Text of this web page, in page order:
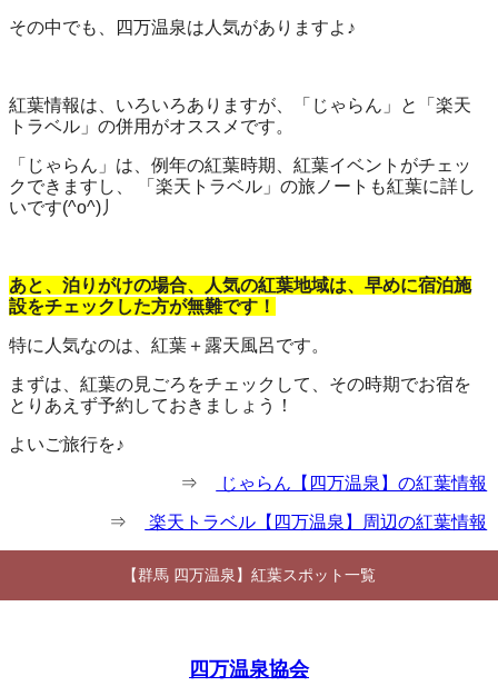
その中でも、四万温泉は人気がありますよ♪
紅葉情報は、いろいろありますが、「じゃらん」と「楽天
トラベル」の併用がオススメです。
「じゃらん」は、例年の紅葉時期、紅葉イベントがチェッ
クできますし、 「楽天トラベル」の旅ノートも紅葉に詳し
いです(^o^)丿
あと、泊りがけの場合、人気の紅葉地域は、早めに宿泊施
設をチェックした方が無難です！
特に人気なのは、紅葉＋露天風呂です。
まずは、紅葉の見ごろをチェックして、その時期でお宿を
とりあえず予約しておきましょう！
よいご旅行を♪
⇒ じゃらん【四万温泉】の紅葉情報
⇒ 楽天トラベル【四万温泉】周辺の紅葉情報
【群馬 四万温泉】紅葉スポット一覧
四万温泉協会